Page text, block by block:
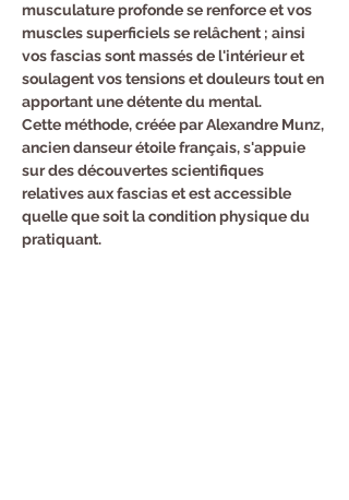
musculature profonde se renforce et vos
muscles superficiels se relâchent ; ainsi
vos fascias sont massés de l'intérieur et
soulagent vos tensions et douleurs tout en
apportant une détente du mental.
Cette méthode, créée par Alexandre Munz,
ancien danseur étoile français, s'appuie
sur des découvertes scientifiques
relatives aux fascias et est accessible
quelle que soit la condition physique du
pratiquant.